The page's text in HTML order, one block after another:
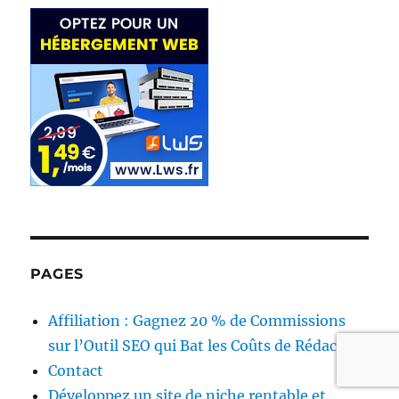
PAGES
Affiliation : Gagnez 20 % de Commissions
sur l’Outil SEO qui Bat les Coûts de Rédaction
Contact
Développez un site de niche rentable et